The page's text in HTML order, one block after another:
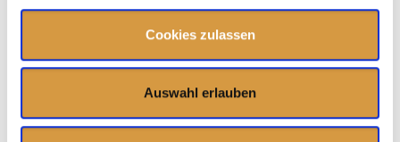
Cookies zulassen
Auswahl erlauben